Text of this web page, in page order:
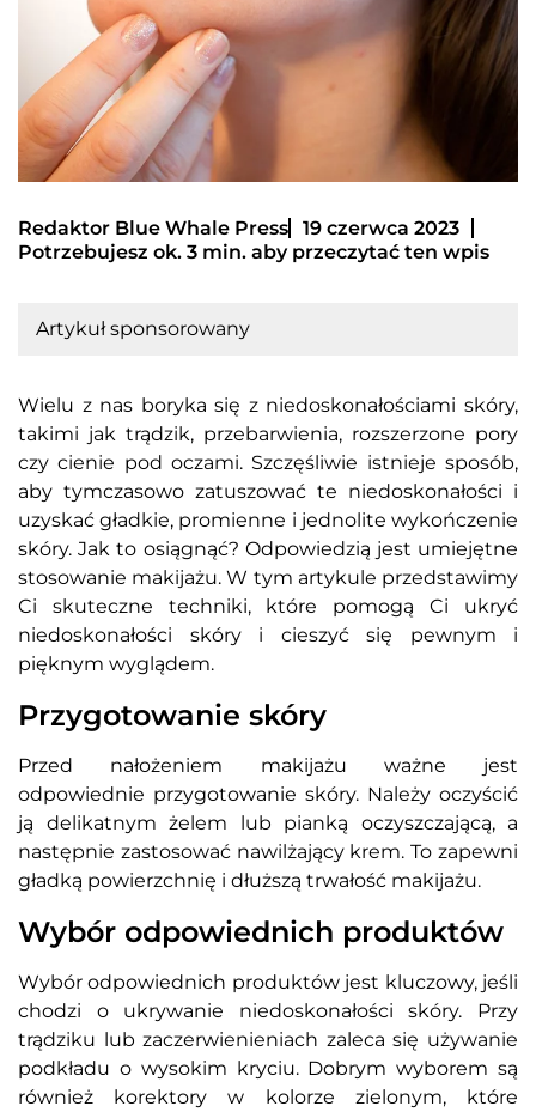
Redaktor Blue Whale Press
19 czerwca 2023
Potrzebujesz ok. 3 min. aby przeczytać ten wpis
Artykuł sponsorowany
Wielu z nas boryka się z niedoskonałościami skóry,
takimi jak trądzik, przebarwienia, rozszerzone pory
czy cienie pod oczami. Szczęśliwie istnieje sposób,
aby tymczasowo zatuszować te niedoskonałości i
uzyskać gładkie, promienne i jednolite wykończenie
skóry. Jak to osiągnąć? Odpowiedzią jest umiejętne
stosowanie makijażu. W tym artykule przedstawimy
Ci skuteczne techniki, które pomogą Ci ukryć
niedoskonałości skóry i cieszyć się pewnym i
pięknym wyglądem.
Przygotowanie skóry
Przed nałożeniem makijażu ważne jest
odpowiednie przygotowanie skóry. Należy oczyścić
ją delikatnym żelem lub pianką oczyszczającą, a
następnie zastosować nawilżający krem. To zapewni
gładką powierzchnię i dłuższą trwałość makijażu.
Wybór odpowiednich produktów
Wybór odpowiednich produktów jest kluczowy, jeśli
chodzi o ukrywanie niedoskonałości skóry. Przy
trądziku lub zaczerwienieniach zaleca się używanie
podkładu o wysokim kryciu. Dobrym wyborem są
również korektory w kolorze zielonym, które